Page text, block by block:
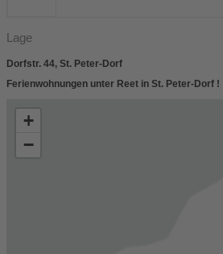
Lage
Dorfstr. 44, St. Peter-Dorf
Ferienwohnungen unter Reet in St. Peter-Dorf !
+
−